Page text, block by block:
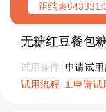
距结束
无糖红豆餐包
试用条件 申请试用
试用流程
1.申请试